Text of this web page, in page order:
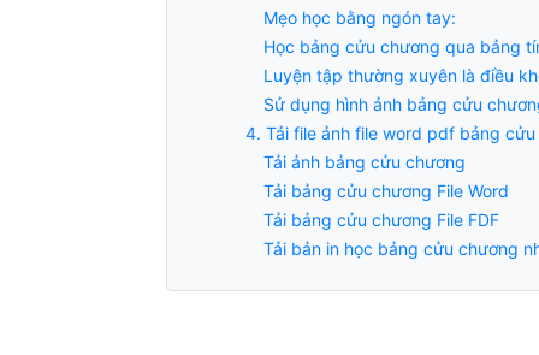
Mẹo học bằng ngón tay:
Học bảng cửu chương qua bảng
Luyện tập thường xuyên là điều
Sử dụng hình ảnh bảng cửu
4. Tải file ảnh file word pdf bảng
Tải ảnh bảng cửu chương
Tải bảng cửu chương File Word
Tải bảng cửu chương File FDF
Tải bản in học bảng cửu chương